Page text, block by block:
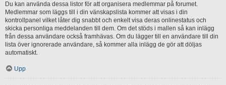
Du kan använda dessa listor för att organisera medlemmar på forumet.
Medlemmar som läggs till i din vänskapslista kommer att visas i din
kontrollpanel vilket låter dig snabbt och enkelt visa deras onlinestatus och
skicka personliga meddelanden till dem. Om det stöds i mallen så kan inlägg
från dessa användare också framhävas. Om du lägger till en användare till din
lista över ignorerade användare, så kommer alla inlägg de gör att döljas
automatiskt.
Upp